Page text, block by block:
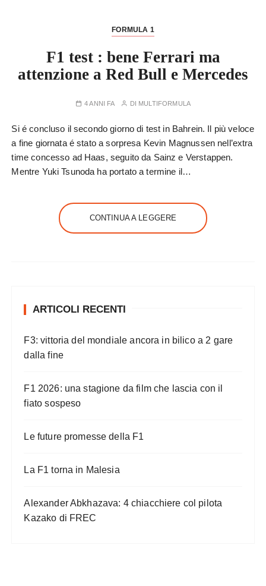
FORMULA 1
F1 test : bene Ferrari ma
attenzione a Red Bull e Mercedes
4 ANNI FA DI MULTIFORMULA
Si é concluso il secondo giorno di test in Bahrein. Il più veloce
a fine giornata é stato a sorpresa Kevin Magnussen nell’extra
time concesso ad Haas, seguito da Sainz e Verstappen.
Mentre Yuki Tsunoda ha portato a termine il…
CONTINUA A LEGGERE
ARTICOLI RECENTI
F3: vittoria del mondiale ancora in bilico a 2 gare
dalla fine
F1 2026: una stagione da film che lascia con il
fiato sospeso
Le future promesse della F1
La F1 torna in Malesia
Alexander Abkhazava: 4 chiacchiere col pilota
Kazako di FREC